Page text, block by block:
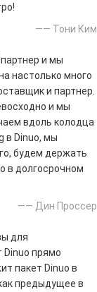
—— Тони Ким
и мы
настолько много
и партнер.
и мы
вдоль колодца
в Dinuo, мы
будем держать
в долгосрочном
—— Дин Проссер
для
Dinuo прямо
пакет Dinuo в
предыдущее в